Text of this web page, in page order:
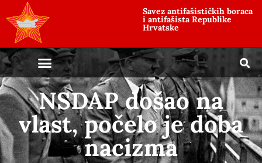
Savez antifašističkih boraca
i antifašista Republike
Hrvatske
NSDAP došao na
vlast, počelo je doba
nacizma